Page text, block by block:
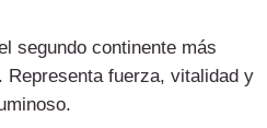
segundo continente más
Representa fuerza, vitalidad y